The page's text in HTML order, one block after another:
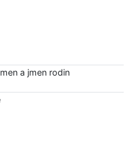
a jmen rodin